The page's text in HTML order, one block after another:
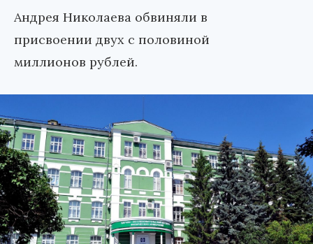
Андрея Николаева обвиняли в
присвоении двух с половиной
миллионов рублей.